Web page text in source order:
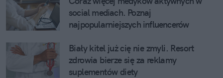
social mediach. Poznaj
najpopularniejszych influencerów
Biały kitel już cię nie zmyli. Resort
zdrowia bierze się za reklamy
suplementów diety